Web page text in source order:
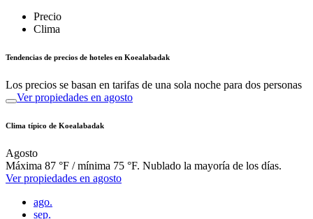
Precio
Clima
Tendencias de precios de hoteles en Koealabadak
Los precios se basan en tarifas de una sola noche para dos personas
Ver propiedades en agosto
Clima típico de Koealabadak
Agosto
Máxima 87 °F / mínima 75 °F. Nublado la mayoría de los días.
Ver propiedades en agosto
ago.
sep.